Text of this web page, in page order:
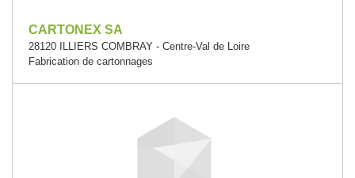
CARTONEX SA
28120 ILLIERS COMBRAY - Centre-Val de Loire
Fabrication de cartonnages